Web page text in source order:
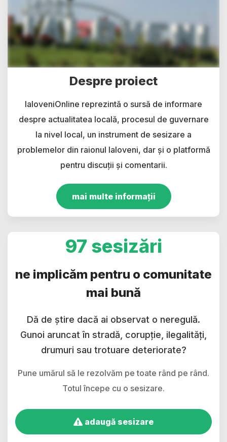
Despre proiect
IaloveniOnline reprezintă o sursă de informare
despre actualitatea locală, procesul de guvernare
la nivel local, un instrument de sesizare a
problemelor din raionul Ialoveni, dar și o platformă
pentru discuții și comentarii.
mai multe informații
97 sesizări
ne implicăm pentru o comunitate
mai bună
Dă de știre dacă ai observat o neregulă.
Gunoi aruncat în stradă, corupție, ilegalități,
drumuri sau trotuare deteriorate?
Pune umărul să le rezolvăm pe toate rând pe rând.
Totul începe cu o sesizare.
adaugă sesizare